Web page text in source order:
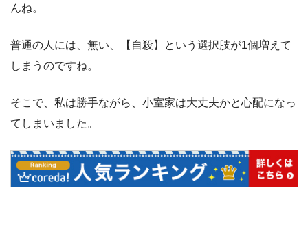
んね。
普通の人には、無い、【自殺】という選択肢が1個増えて
しまうのですね。
そこで、私は勝手ながら、小室家は大丈夫かと心配になっ
てしまいました。